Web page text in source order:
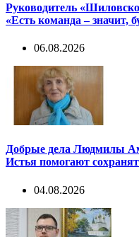
Руководитель
«Есть команда – значит,
06.08.2026
Добрые дела Людмилы
Истья помогают
04.08.2026